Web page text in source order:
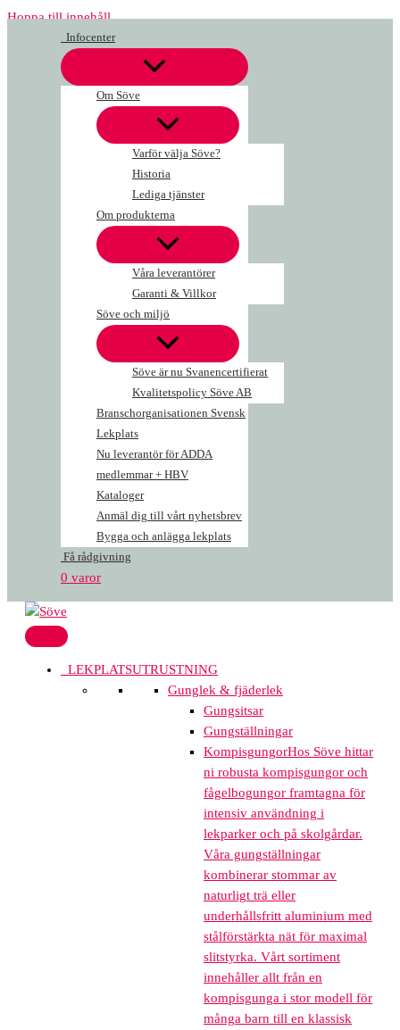
Hoppa till innehåll
Infocenter
Om Söve
Varför välja Söve?
Historia
Lediga tjänster
Om produkterna
Våra leverantörer
Garanti & Villkor
Söve och miljö
Söve är nu Svanencertifierat
Kvalitetspolicy Söve AB
Branschorganisationen Svensk
Lekplats
Nu leverantör för ADDA
medlemmar + HBV
Kataloger
Anmäl dig till vårt nyhetsbrev
Bygga och anlägga lekplats
Få rådgivning
0 varor
LEKPLATSUTRUSTNING
Gunglek & fjäderlek
Gungsitsar
Gungställningar
KompisgungorHos Söve hittar
ni robusta kompisgungor och
fågelbogungor framtagna för
intensiv användning i
lekparker och på skolgårdar.
Våra gungställningar
kombinerar stommar av
naturligt trä eller
underhållsfritt aluminium med
stålförstärkta nät för maximal
slitstyrka. Vårt sortiment
innehåller allt från en
kompisgunga i stor modell för
många barn till en klassisk